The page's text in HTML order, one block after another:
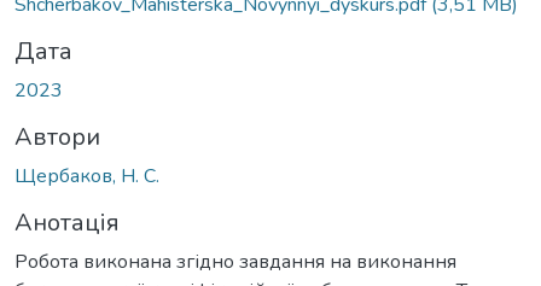
Дата
2023
Автори
Щербаков, Н. С.
Анотація
Робота виконана згідно завдання на виконання